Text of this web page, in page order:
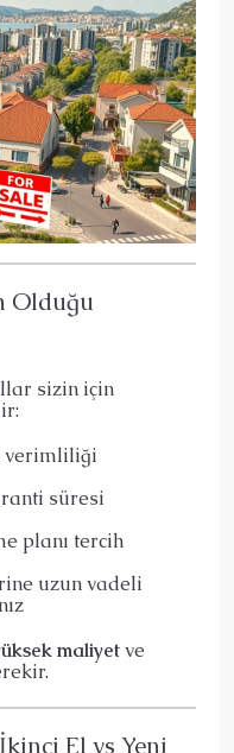
Olduğu
sizin için
verimliliği
süresi
planı tercih
uzun vadeli
maliyetve
El vs Yeni